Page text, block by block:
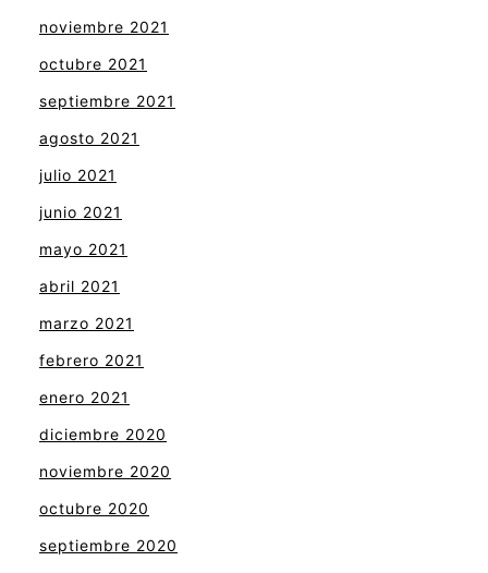
noviembre 2021
octubre 2021
septiembre 2021
agosto 2021
julio 2021
junio 2021
mayo 2021
abril 2021
marzo 2021
febrero 2021
enero 2021
diciembre 2020
noviembre 2020
octubre 2020
septiembre 2020